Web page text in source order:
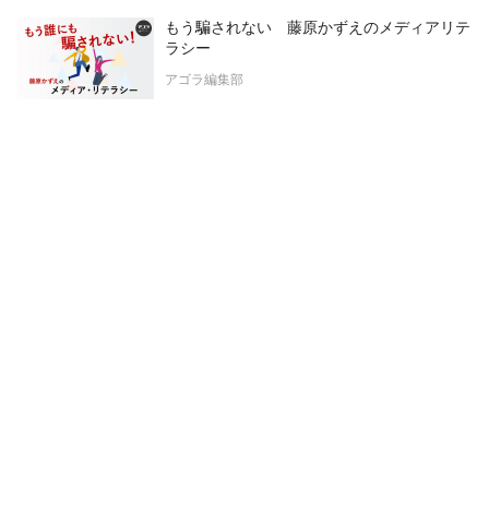
もう騙されない 藤原かずえのメディアリテ
ラシー
アゴラ編集部